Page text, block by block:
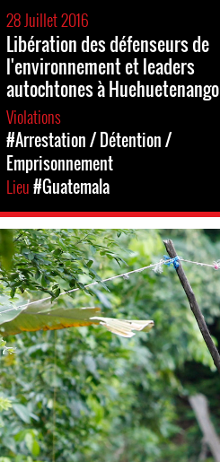
28 Juillet 2016
Libération des défenseurs de
l'environnement et leaders
autochtones à Huehuetenango
Violations
#Arrestation / Détention /
Emprisonnement
Lieu#Guatemala